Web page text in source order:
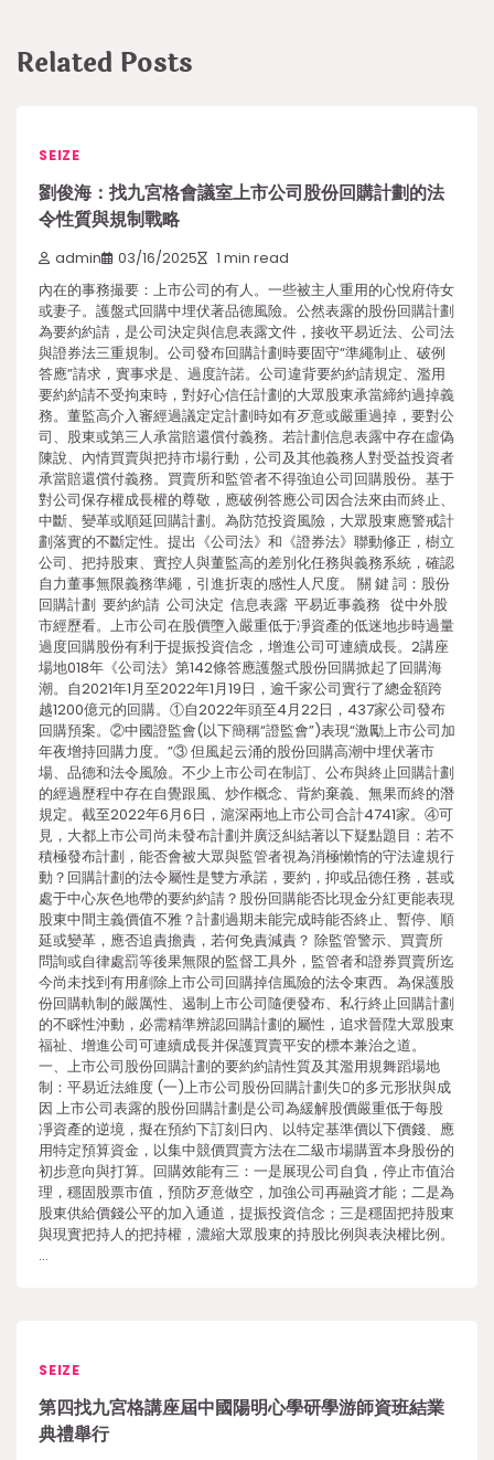
Related Posts
SEIZE
劉俊海：找九宮格會議室上市公司股份回購計劃的法
令性質與規制戰略
admin 03/16/2025 1 min read
內在的事務撮要：上市公司的有人。一些被主人重用的心悅府侍女
或妻子。護盤式回購中埋伏著品德風險。公然表露的股份回購計劃
為要約約請，是公司決定與信息表露文件，接收平易近法、公司法
與證券法三重規制。公司發布回購計劃時要固守“準繩制止、破例
答應”請求，實事求是、過度許諾。公司違背要約約請規定、濫用
要約約請不受拘束時，對好心信任計劃的大眾股東承當締約過掉義
務。董監高介入審經過議定定計劃時如有歹意或嚴重過掉，要對公
司、股東或第三人承當賠還償付義務。若計劃信息表露中存在虛偽
陳說、內情買賣與把持市場行動，公司及其他義務人對受益投資者
承當賠還償付義務。買賣所和監管者不得強迫公司回購股份。基于
對公司保存權成長權的尊敬，應破例答應公司因合法來由而終止、
中斷、變革或順延回購計劃。為防范投資風險，大眾股東應警戒計
劃落實的不斷定性。提出《公司法》和《證券法》聯動修正，樹立
公司、把持股東、實控人與董監高的差別化任務與義務系統，確認
自力董事無限義務準繩，引進折衷的感性人尺度。 關 鍵 詞：股份
回購計劃 要約約請 公司決定 信息表露 平易近事義務 從中外股
市經歷看。上市公司在股價墮入嚴重低于凈資產的低迷地步時過量
過度回購股份有利于提振投資信念，增進公司可連續成長。2講座
場地018年《公司法》第142條答應護盤式股份回購掀起了回購海
潮。自2021年1月至2022年1月19日，逾千家公司實行了總金額跨
越1200億元的回購。①自2022年頭至4月22日，437家公司發布
回購預案。②中國證監會(以下簡稱“證監會”)表現“激勵上市公司加
年夜增持回購力度。”③ 但風起云涌的股份回購高潮中埋伏著市
場、品德和法令風險。不少上市公司在制訂、公布與終止回購計劃
的經過歷程中存在自覺跟風、炒作概念、背約棄義、無果而終的潛
規定。截至2022年6月6日，滬深兩地上市公司合計4741家。④可
見，大都上市公司尚未發布計劃并廣泛糾結著以下疑點題目：若不
積極發布計劃，能否會被大眾與監管者視為消極懶惰的守法違規行
動？回購計劃的法令屬性是雙方承諾，要約，抑或品德任務，甚或
處于中心灰色地帶的要約約請？股份回購能否比現金分紅更能表現
股東中間主義價值不雅？計劃過期未能完成時能否終止、暫停、順
延或變革，應否追責擔責，若何免責減責？ 除監管警示、買賣所
問詢或自律處罰等後果無限的監督工具外，監管者和證券買賣所迄
今尚未找到有用剷除上市公司回購掉信風險的法令東西。為保護股
份回購軌制的嚴厲性、遏制上市公司隨便發布、私行終止回購計劃
的不睬性沖動，必需精準辨認回購計劃的屬性，追求晉陞大眾股東
福祉、增進公司可連續成長并保護買賣平安的標本兼治之道。
一、上市公司股份回購計劃的要約約請性質及其濫用規舞蹈場地
制：平易近法維度 (一)上市公司股份回購計劃失的多元形狀與成
因 上市公司表露的股份回購計劃是公司為緩解股價嚴重低于每股
凈資產的逆境，擬在預約下訂刻日內、以特定基準價以下價錢、應
用特定預算資金，以集中競價買賣方法在二級市場購置本身股份的
初步意向與打算。回購效能有三：一是展現公司自負，停止市值治
理，穩固股票市值，預防歹意做空，加強公司再融資才能；二是為
股東供給價錢公平的加入通道，提振投資信念；三是穩固把持股東
與現實把持人的把持權，濃縮大眾股東的持股比例與表決權比例。
…
SEIZE
第四找九宮格講座屆中國陽明心學研學游師資班結業
典禮舉行